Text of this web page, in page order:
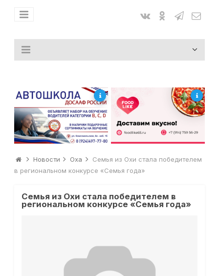
Новости Оха
Семья из Охи стала победителем
в региональном конкурсе «Семья года»
Семья из Охи стала победителем в
региональном конкурсе «Семья года»